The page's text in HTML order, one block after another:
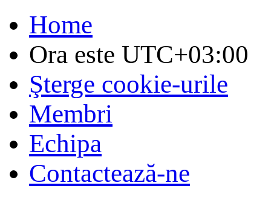
Home
Ora este UTC+03:00
Şterge cookie-urile
Membri
Echipa
Contactează-ne